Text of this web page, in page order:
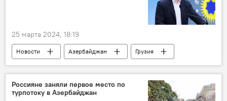
Таджикистан
25 марта 2024, 18:19
Новости Азербайджан
Грузия
Армения
Политика
Южный Кавказ
Никол Пашинян
Россияне заняли первое место по
турпотоку в Азербайджан